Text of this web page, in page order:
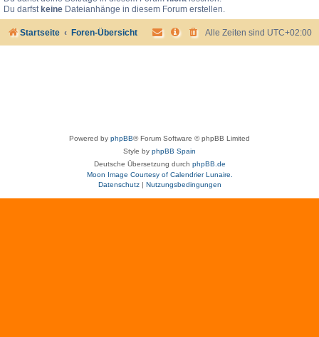
Du darfst keine Dateianhänge in diesem Forum erstellen.
Startseite Foren-Übersicht Alle Zeiten sind UTC+02:00
Powered by phpBB® Forum Software © phpBB Limited
Style by phpBB Spain
Deutsche Übersetzung durch phpBB.de
Moon Image Courtesy of Calendrier Lunaire.
Datenschutz| Nutzungsbedingungen